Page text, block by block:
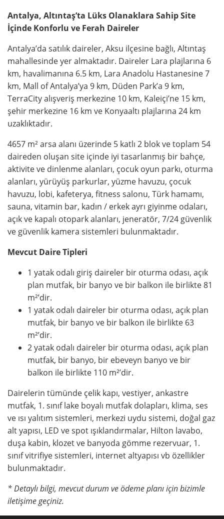
Antalya, Altıntaş’ta Lüks Olanaklara Sahip Site
İçinde Konforlu ve Ferah Daireler
Antalya’da satılık daireler, Aksu ilçesine bağlı, Altıntaş
mahallesinde yer almaktadır. Daireler Lara plajlarına 6
km, havalimanına 6.5 km, Lara Anadolu Hastanesine 7
km, Mall of Antalya’ya 9 km, Düden Park’a 9 km,
TerraCity alışveriş merkezine 10 km, Kaleiçi’ne 15 km,
şehir merkezine 16 km ve Konyaaltı plajlarına 24 km
uzaklıktadır.
4657 m² arsa alanı üzerinde 5 katlı 2 blok ve toplam 54
daireden oluşan site içinde iyi tasarlanmış bir bahçe,
aktivite ve dinlenme alanları, çocuk oyun parkı, oturma
alanları, yürüyüş parkurlar, yüzme havuzu, çocuk
havuzu, lobi, kafeterya, fitness salonu, Türk hamamı,
sauna, vitamin bar, kadın / erkek ayrı giyinme odaları,
açık ve kapalı otopark alanları, jeneratör, 7/24 güvenlik
ve güvenlik kamera sistemleri bulunmaktadır.
Mevcut Daire Tipleri
1 yatak odalı giriş daireler bir oturma odası, açık
plan mutfak, bir banyo ve bir balkon ile birlikte 81
m²’dir.
1 yatak odalı daireler bir oturma odası, açık plan
mutfak, bir banyo ve bir balkon ile birlikte 63
m²’dir.
2 yatak odalı daireler bir oturma odası, açık plan
mutfak, bir banyo, bir ebeveyn banyo ve bir
balkon ile birlikte 110 m²’dir.
Dairelerin tümünde çelik kapı, vestiyer, ankastre
mutfak, 1. sınıf lake boyalı mutfak dolapları, klima, ses
ve ısı yalıtım sistemleri, merkezi uydu sistemi, doğal gaz
alt yapısı, LED ve spot ışıklandırmalar, Hilton lavabo,
duşa kabin, klozet ve banyoda gömme rezervuar, 1.
sınıf vitrifiye sistemleri, internet altyapısı vb özellikler
bulunmaktadır.
* Detaylı bilgi, mevcut durum ve ödeme planı için bizimle
iletişime geçiniz.